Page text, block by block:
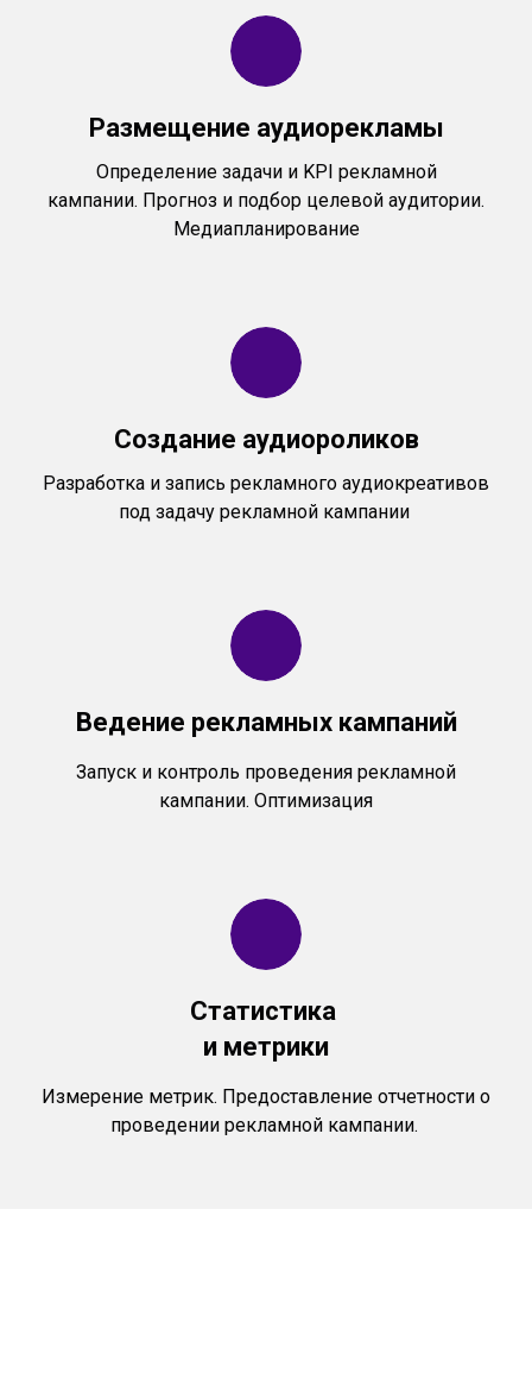
Размещение аудиорекламы
Определение задачи и KPI рекламной
кампании. Прогноз и подбор целевой аудитории.
Медиапланирование
Создание аудиороликов
Разработка и запись рекламного аудиокреативов
под задачу рекламной кампании
Ведение рекламных кампаний
Запуск и контроль проведения рекламной
кампании. Оптимизация
Статистика
и метрики
Измерение метрик. Предоставление отчетности о
проведении рекламной кампании.